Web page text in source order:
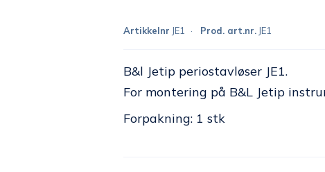
Artikkelnr JE1 Prod. art.nr. JE1
B&l Jetip periostavløser JE1.
For montering på B&L Jetip
Forpakning: 1 stk